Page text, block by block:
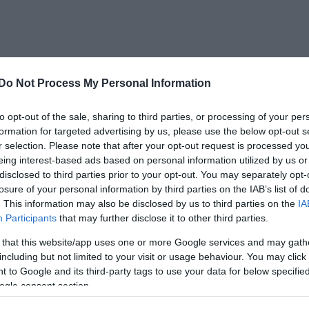
Do Not Process My Personal Information
opt-out of the sale, sharing to third parties, or processing of your
for targeted advertising by us, please use the below opt-out
selection. Please note that after your opt-out request is processed
interest-based ads based on personal information utilized by us
to third parties prior to your opt-out. You may separately
of your personal information by third parties on the IAB’s list of
This information may also be disclosed by us to third parties on the
Participants that may further disclose it to other third parties.
that this website/app uses one or more Google services and may
but not limited to your visit or usage behaviour. You may
to Google and its third-party tags to use your data for below
consent section.
το Holy Diver με άλλο όνομα.
τα καλύτερα συναισθήματα για τον
ο άνθρωπος και κάποιες του
αλλά από τότε που έβγαλε το tribute
θάνατο του, λες και το είχε έτοιμο και
λαιμό μου κάθεται.